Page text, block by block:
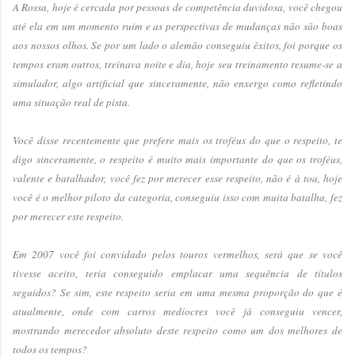
A Rossa, hoje é cercada por pessoas de competência duvidosa, você chegou
até ela em um momento ruim e as perspectivas de mudanças não são boas
aos nossos olhos. Se por um lado o alemão conseguiu êxitos, foi porque os
tempos eram outros, treinava noite e dia, hoje seu treinamento resume-se a
simulador, algo artificial que sinceramente, não enxergo como refletindo
uma situação real de pista.
Você disse recentemente que prefere mais os troféus do que o respeito, te
digo sinceramente, o respeito é muito mais importante do que os troféus,
valente e batalhador, você fez por merecer esse respeito, não é à toa, hoje
você é o melhor piloto da categoria, conseguiu isso com muita batalha, fez
por merecer este respeito.
Em 2007 você foi convidado pelos touros vermelhos, será que se você
tivesse aceito, teria conseguido emplacar uma sequência de títulos
seguidos? Se sim, este respeito seria em uma mesma proporção do que é
atualmente, onde com carros medíocres você já conseguiu vencer,
mostrando merecedor absoluto deste respeito como um dos melhores de
todos os tempos?